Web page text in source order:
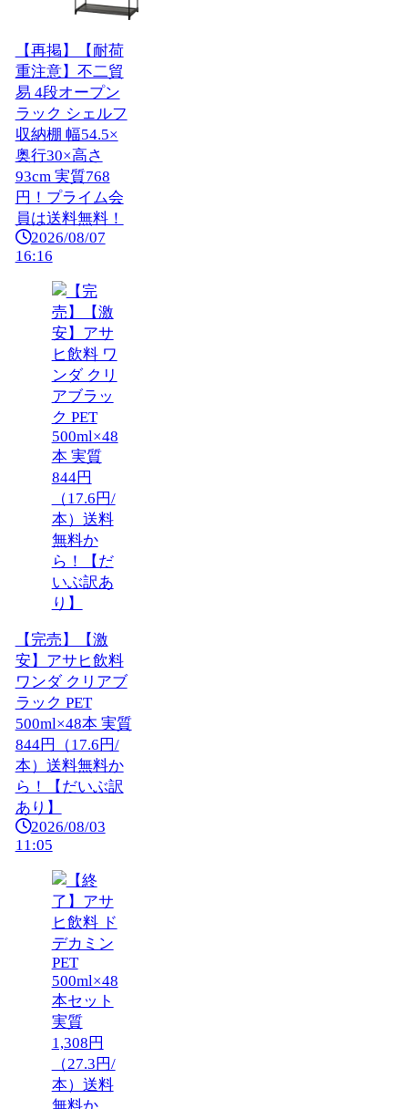
【再掲】【耐荷
重注意】不二貿
易 4段オープン
ラック シェルフ
収納棚 幅54.5×
奥行30×高さ
93cm 実質768
円！プライム会
員は送料無料！
2026/08/07
16:16
【完売】【激
安】アサヒ飲料
ワンダ クリアブ
ラック PET
500ml×48本 実質
844円（17.6円/
本）送料無料か
ら！【だいぶ訳
あり】
2026/08/03
11:05